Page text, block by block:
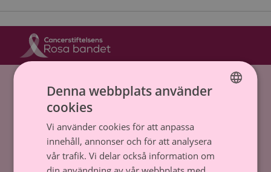
Cancerstiftelsen sr (FO-nummer 0237165-7)
Backasgatan 2, 00500 Helsingfors,
Tfn. 09 135 331
Dataskydd och register
Denna webbplats använder
cookies
Vi använder cookies för att anpassa
innehåll, annonser och för att analysera
vår trafik. Vi delar också information om